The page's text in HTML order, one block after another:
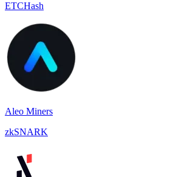
ETCHash
Aleo Miners
zkSNARK